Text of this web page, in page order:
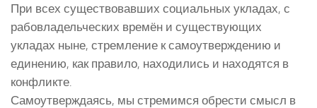
При всех существовавших социальных укладах, с
рабовладельческих времён и существующих
укладах ныне, стремление к самоутверждению и
единению, как правило, находились и находятся в
конфликте.
Самоутверждаясь, мы стремимся обрести смысл в